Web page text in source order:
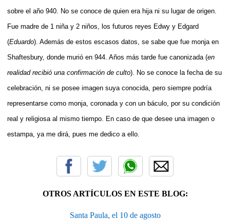
sobre el año 940. No se conoce de quien era hija ni su lugar de origen.
Fue madre de 1 niña y 2 niños, los futuros reyes Edwy y Edgard
(Eduardo). Además de estos escasos datos, se sabe que fue monja en
Shaftesbury, donde murió en 944. Años más tarde fue canonizada (en
realidad recibió una confirmación de culto). No se conoce la fecha de su
celebración, ni se posee imagen suya conocida, pero siempre podría
representarse como monja, coronada y con un báculo, por su condición
real y religiosa al mismo tiempo. En caso de que desee una imagen o
estampa, ya me dirá, pues me dedico a ello.
OTROS ARTÍCULOS EN ESTE BLOG:
Santa Paula, el 10 de agosto